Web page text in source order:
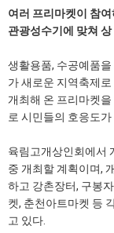
여러 프리마켓이 참
관광성수기에 맞쳐
생활용품, 수공예품
가 새로운 지역축제
개최해 온 프리마켓
로 시민들의 호응도가
육림고개상인회에서
중 개최할 계획이며,
하고 강촌장터, 구봉
켓, 춘천아트마켓 등
고 있다.